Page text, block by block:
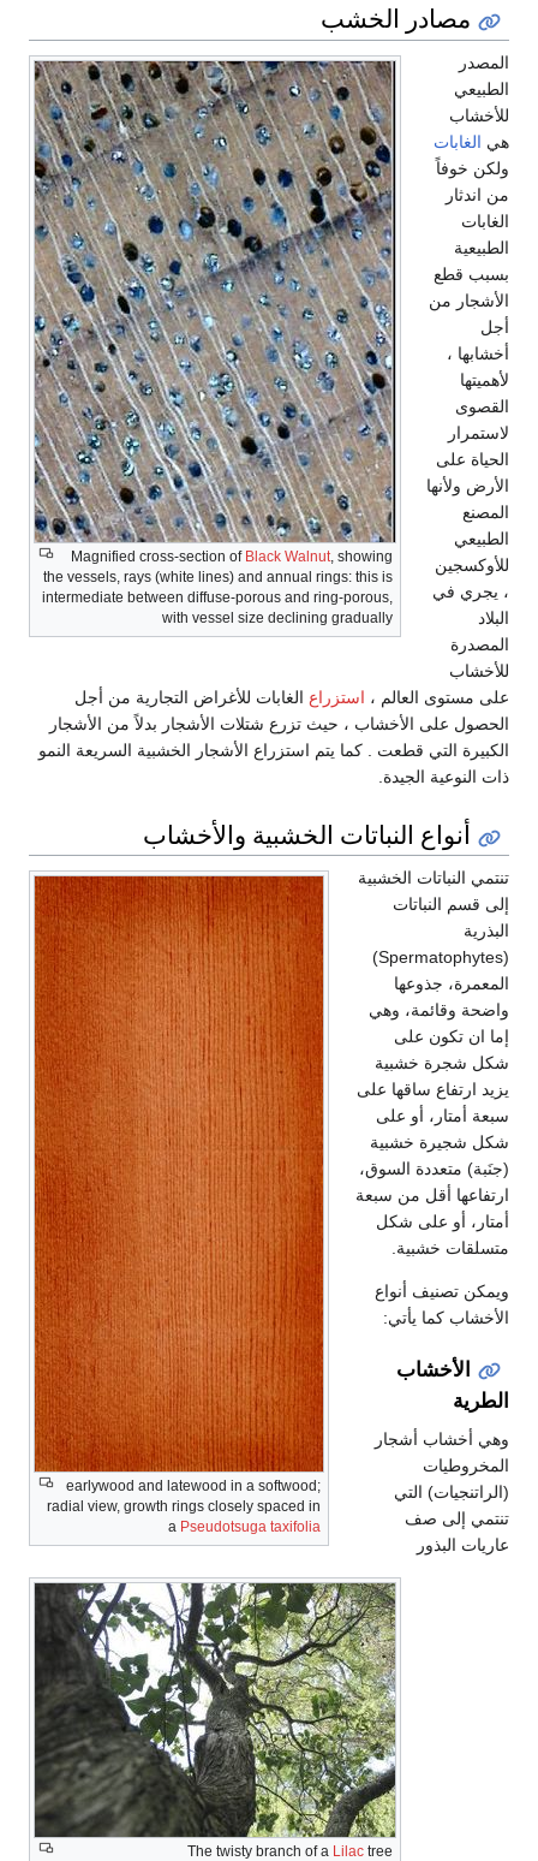
الخشب
Magnified cross-section ofBlack Walnut
the vessels, rays (white lines) and annual rings: this is
intermediate between diffuse-porous and ring-porous,
with vessel size declining gradually
العالم ،استزراعالغابات للأغراض التجارية من أجل
على الأخشاب ، حيث تزرع شتلات الأشجار بدلاً من الأشجار
التي قطعت . كما يتم استزراع الأشجار الخشبية السريعة النمو
الجيدة.
النباتات الخشبية والأخشاب
earlywood and latewood in a softwood;
radial view, growth rings closely spaced in
aPseudotsuga taxifolia
الخشبية
(Spermatophytes)
جذوعها
وهي
على
خشبية
ساقها على
أو على
خشبية
السوق،
أقل من سبعة
أو على شكل
خشبية.
أنواع
كما يأتي:
The twisty branch of a
أشجار
التي
صف